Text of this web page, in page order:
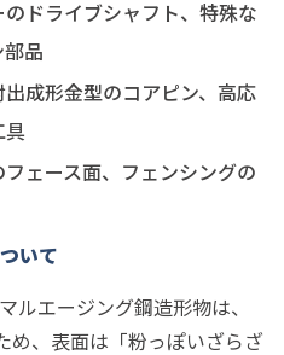
のドライブシャフト、特殊な
品
出成形金型のコアピン、高応
具
ェース面、フェンシングの
いて
ルエージング鋼造形物は、
め、表面は「粉っぽいざらざ